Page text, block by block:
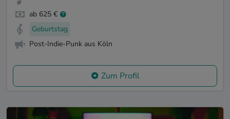
ab 625 €
Geburtstag
Post-Indie-Punk aus Köln
Zum Profil